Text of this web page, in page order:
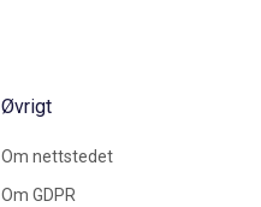
Øvrigt
Om nettstedet
Om GDPR